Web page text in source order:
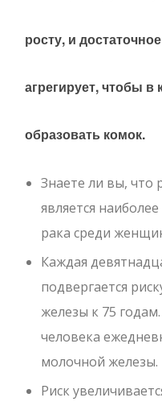
росту, и
агрегирует, чтобы в
образовать комок.
Знаете ли вы, что
является
рака среди
Каждая
подвергается
железы к 75
человека
молочной железы.
Риск